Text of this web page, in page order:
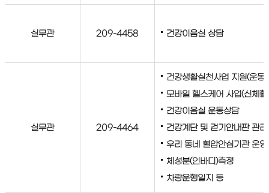
실무관 209-4458 건강이음실 상담
실무관 209-4464
건강생활실천사업 지원(운동,
모바일 헬스케어 사업(신체
건강이음실 운동상담
건강계단 및 걷기안내판 관
우리 동네 혈압안심기관 운영
체성분(인바디)측정
차량운행일지 등